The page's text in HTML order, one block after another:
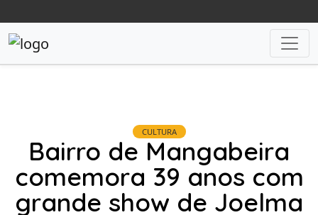
CULTURA
Bairro de Mangabeira
comemora 39 anos com
grande show de Joelma